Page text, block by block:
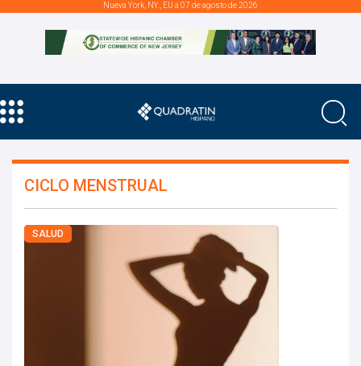
Nueva York, NY., EU a 07 de agosto de 2026
CICLO MENSTRUAL
SALUD